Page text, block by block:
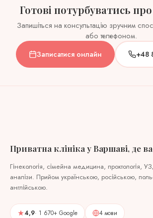
Готові потурбуватись
Запишіться на консультацію зручним
або телефоном.
Записатися онлайн +48
Приватна клініка у Варшаві, де
Гінекологія, сімейна медицина, проктологія,
аналізи. Прийом українською, російською,
англійською.
4,9· 1 670+ Google 4 мови